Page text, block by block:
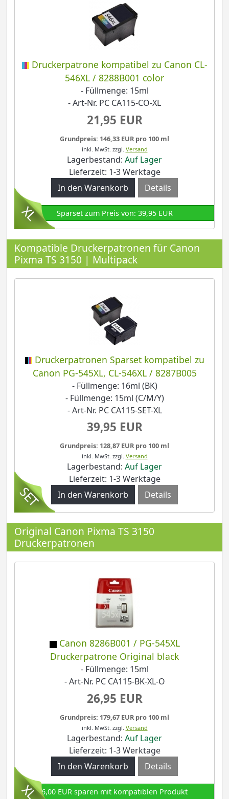
Druckerpatrone kompatibel zu Canon CL-
546XL / 8288B001 color
- Füllmenge: 15ml
- Art-Nr. PC CA115-CO-XL
21,95 EUR
Grundpreis: 146,33 EUR pro 100 ml
inkl. MwSt. zzgl. Versand
Lagerbestand: Auf Lager
Lieferzeit: 1-3 Werktage
Details
Sparset zum Preis von: 39,95 EUR
Kompatible Druckerpatronen für Canon
Pixma TS 3150 | Multipack
Druckerpatronen Sparset kompatibel zu
Canon PG-545XL, CL-546XL / 8287B005
- Füllmenge: 16ml (BK)
- Füllmenge: 15ml (C/M/Y)
- Art-Nr. PC CA115-SET-XL
39,95 EUR
Grundpreis: 128,87 EUR pro 100 ml
inkl. MwSt. zzgl. Versand
Lagerbestand: Auf Lager
Lieferzeit: 1-3 Werktage
Details
Original Canon Pixma TS 3150
Druckerpatronen
Canon 8286B001 / PG-545XL
Druckerpatrone Original black
- Füllmenge: 15ml
- Art-Nr. PC CA115-BK-XL-O
26,95 EUR
Grundpreis: 179,67 EUR pro 100 ml
inkl. MwSt. zzgl. Versand
Lagerbestand: Auf Lager
Lieferzeit: 1-3 Werktage
Details
6,00 EUR sparen mit kompatiblen Produkt